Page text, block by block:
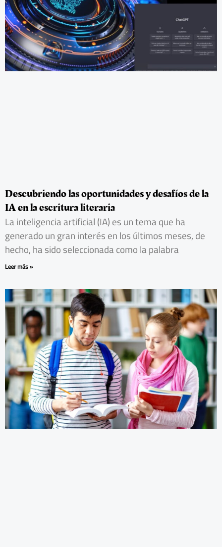
Descubriendo las oportunidades y desafíos de la
IA en la escritura literaria
La inteligencia artificial (IA) es un tema que ha
generado un gran interés en los últimos meses, de
hecho, ha sido seleccionada como la palabra
Leer más »